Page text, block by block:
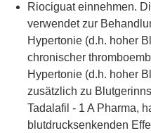
Riociguat einnehmen.
verwendet zur
Hypertonie (d.h. hoher
chronischer
Hypertonie (d.h. hoher
zusätzlich zu
Tadalafil - 1 A Pharma,
blutdrucksenkenden